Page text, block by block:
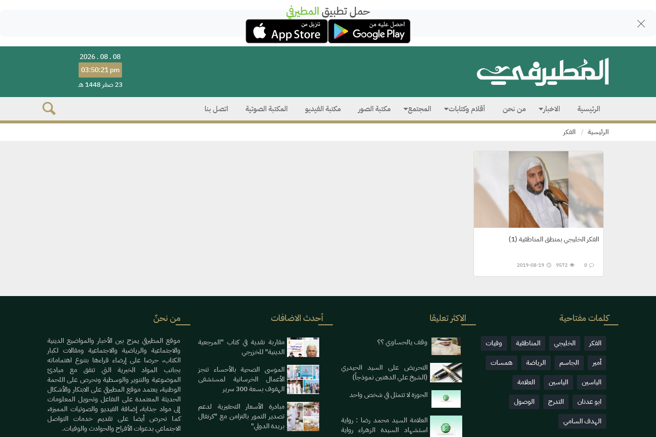
حمل تطبيقالمطيرفي
2026 . 08 . 08
03:50:21 pm
23 صفر 1448 هـ
الرئيسية الاخبار من نحن أقلام وكتابات المجتمع مكتبة الصور مكتبة الفيديو المكتبة الصوتية اتصل بنا
الرئيسية الفكر
الفكر الخليجي بمنطق المناطقية (1)
كلمات مفتاحية
الفكر الخليجي المناطقية
وفيات
أمير
الجاسم الرياضة
همسات
الياسين
الياسين
العلامة
ابو عدنان
التدرج
الوصول
الهدف السامي
الاكثر تعليقا
وقف يالحساوي ؟؟
التحريض على السيد الحيدري
(الشيخ علي الدهنين نموذجاً)
الحوزة لا تتمثل في شخص واحد
العلامة السيد محمد رضا : رواية
استشهاد السيدة الزهراء رواية
أحدث الاضافات
مقاربة نقدية في كتاب "المرجعية
الدينية" للخزرجي
الموسى الصحية بالأحساء تنجز
الأعمال الخرسانية لمستشفى
الهفوف بسعة 300 سرير
مبادرة الأسعار التحفيزية لدعم
تصدير التمور بالتزامن مع "كرنفال
بريدة الدولي"
من نحنٌ
موقع المطيرفي يمزج بين الأخبار والمواضيع الدينية
والاجتماعية والرياضية والاجتماعية ومقالات لكبار
الكتاب، حرصا على إرضاء قراءها بتنوع اهتماماته
بجانب المواد الخبرية التي تتفق مع مبادئ
الموضوعية والتنوير والوسطية ونحرص على اللحمة
الوطنية، يعتمد موقع المطيرفي على الابتكار والأشكال
الحديثة المعتمدة على التفاعل وتحويل المعلومات
إلى مواد جذابة، إضافة الفيديو والصوتيات المميزة،
كما نحرص أيضا على تقديم خدمات التواصل
الاجتماعي بدعوات الأفراح والحوادث والوفيات.